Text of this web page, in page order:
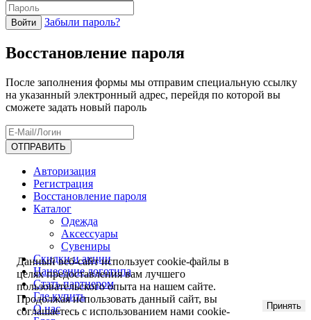
Забыли пароль?
Восстановление пароля
После заполнения формы мы отправим специальную ссылку
на указанный электронный адрес, перейдя по которой вы
сможете задать новый пароль
Авторизация
Регистрация
Восстановление пароля
Каталог
Одежда
Аксессуары
Сувениры
Скидки и акции
Нанесение логотипа
Стать партнером
Где купить
О нас
Данный веб-сайт использует cookie-файлы в
целях предоставления вам лучшего
пользовательского опыта на нашем сайте.
Продолжая использовать данный сайт, вы
соглашаетесь с использованием нами cookie-
Принять